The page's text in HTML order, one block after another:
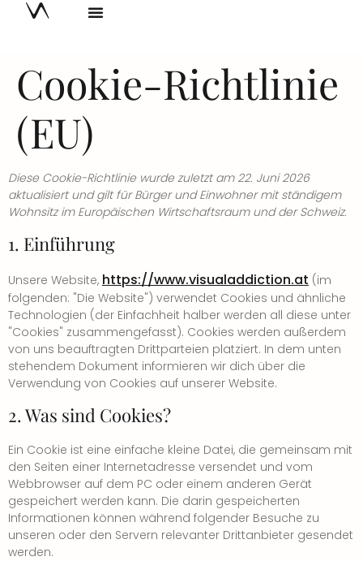
Cookie-Richtlinie
(EU)
Diese Cookie-Richtlinie wurde zuletzt am 22. Juni 2026
aktualisiert und gilt für Bürger und Einwohner mit ständigem
Wohnsitz im Europäischen Wirtschaftsraum und der Schweiz.
1. Einführung
Unsere Website, https://www.visualaddiction.at (im
folgenden: "Die Website") verwendet Cookies und ähnliche
Technologien (der Einfachheit halber werden all diese unter
"Cookies" zusammengefasst). Cookies werden außerdem
von uns beauftragten Drittparteien platziert. In dem unten
stehendem Dokument informieren wir dich über die
Verwendung von Cookies auf unserer Website.
2. Was sind Cookies?
Ein Cookie ist eine einfache kleine Datei, die gemeinsam mit
den Seiten einer Internetadresse versendet und vom
Webbrowser auf dem PC oder einem anderen Gerät
gespeichert werden kann. Die darin gespeicherten
Informationen können während folgender Besuche zu
unseren oder den Servern relevanter Drittanbieter gesendet
werden.